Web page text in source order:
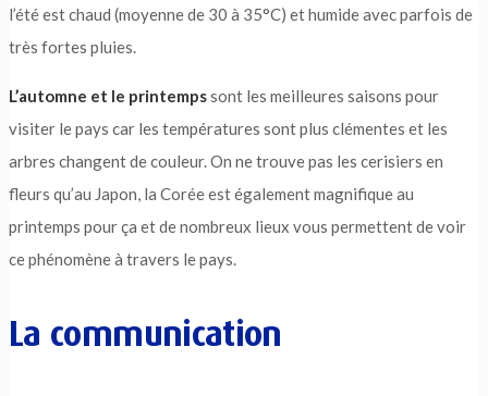
l’été est chaud (moyenne de 30 à 35°C) et humide avec parfois de
très fortes pluies.
L’automne et le printempssont les meilleures saisons pour
visiter le pays car les températures sont plus clémentes et les
arbres changent de couleur. On ne trouve pas les cerisiers en
fleurs qu’au Japon, la Corée est également magnifique au
printemps pour ça et de nombreux lieux vous permettent de voir
ce phénomène à travers le pays.
La communication